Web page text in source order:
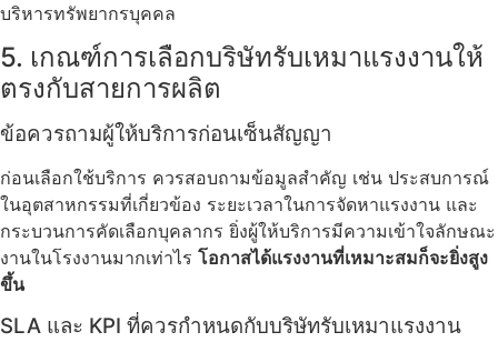
บริหารทรัพยากรบุคคล
5. เกณฑ์การเลือกบริษัทรับเหมาแรงงานให้
ตรงกับสายการผลิต
ข้อควรถามผู้ให้บริการก่อนเซ็นสัญญา
ก่อนเลือกใช้บริการ ควรสอบถามข้อมูลสำคัญ เช่น ประสบการณ์
ในอุตสาหกรรมที่เกี่ยวข้อง ระยะเวลาในการจัดหาแรงงาน และ
กระบวนการคัดเลือกบุคลากร ยิ่งผู้ให้บริการมีความเข้าใจลักษณะ
งานในโรงงานมากเท่าไร โอกาสได้แรงงานที่เหมาะสมก็จะยิ่งสูง
ขึ้น
SLA และ KPI ที่ควรกำหนดกับบริษัทรับเหมาแรงงาน